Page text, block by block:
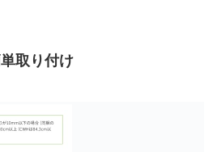
取り付け